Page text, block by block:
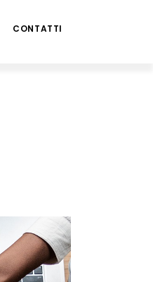
CONTATTI